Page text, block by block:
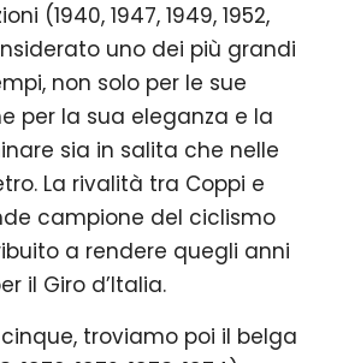
(1940, 1947, 1949, 1952,
uno dei più grandi
non solo per le sue
per la sua eleganza e la
sia in salita che nelle
La rivalità tra Coppi e
campione del ciclismo
a rendere quegli anni
il Giro d’Italia.
troviamo poi il belga